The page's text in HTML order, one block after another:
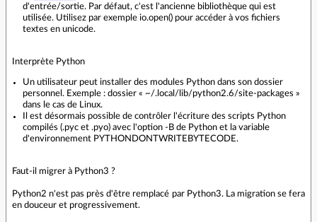
d'entrée/sortie. Par défaut, c'est l'ancienne bibliothèque qui est
utilisée. Utilisez par exemple io.open() pour accéder à vos fichiers
textes en unicode.
Interprète Python
Un utilisateur peut installer des modules Python dans son dossier
personnel. Exemple : dossier « ~/.local/lib/python2.6/site-packages »
dans le cas de Linux.
Il est désormais possible de contrôler l'écriture des scripts Python
compilés (.pyc et .pyo) avec l'option -B de Python et la variable
d'environnement PYTHONDONTWRITEBYTECODE.
Faut-il migrer à Python3 ?
Python2 n'est pas près d'être remplacé par Python3. La migration se fera
en douceur et progressivement.